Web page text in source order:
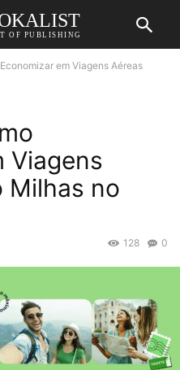
OF PUBLISHING
em Viagens Aéreas
Viagens
Milhas no
0
128